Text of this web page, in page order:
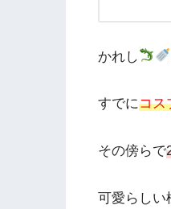
かれし
すでにコス
その傍らで
可愛らしい